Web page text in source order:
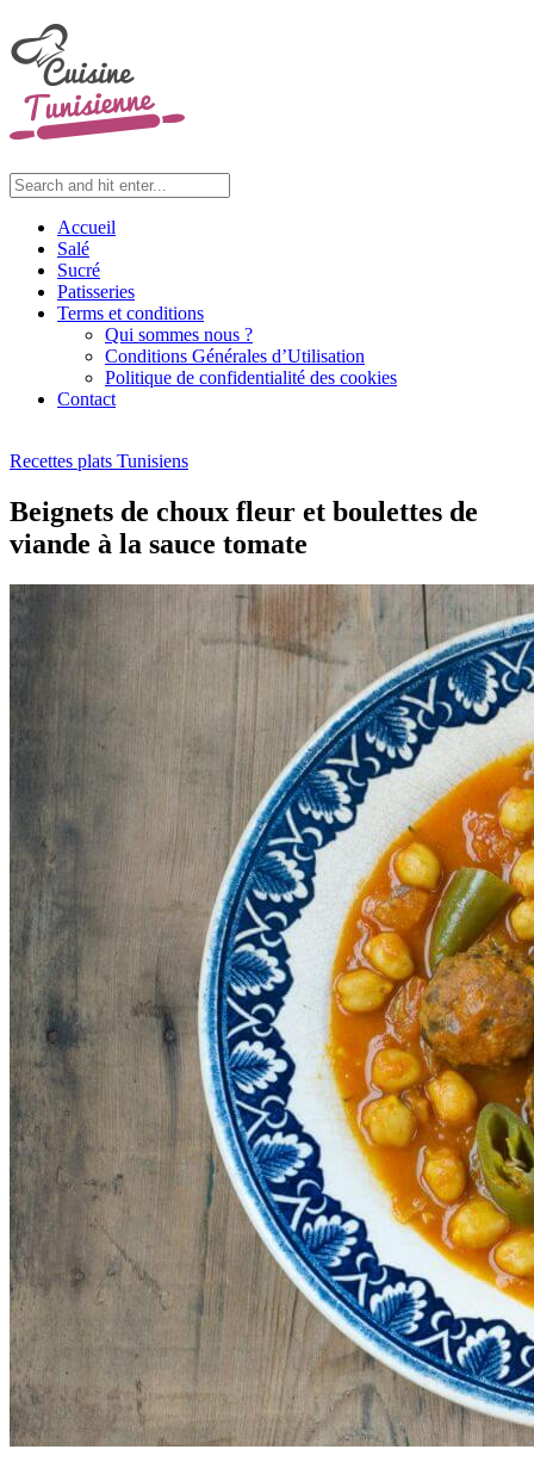
Accueil
Salé
Sucré
Patisseries
Terms et conditions
Qui sommes nous ?
Conditions Générales d’Utilisation
Politique de confidentialité des cookies
Contact
Recettes plats Tunisiens
Beignets de choux fleur et boulettes de
viande à la sauce tomate